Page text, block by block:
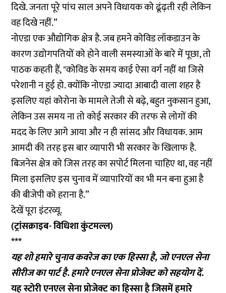
दिखे. जनता पूरे पांच साल अपने विधायक को ढूंढ़ती रही लेकिन
वह दिखे नहीं.”
नोएडा एक औद्योगिक क्षेत्र है. जब हमने कोविड लॉकडाउन के
कारण उद्योगपतियों को होने वाली समस्याओं के बारे में पूछा, तो
पाठक कहती हैं, "कोविड के समय काई ऐसा वर्ग नहीं था जिसे
परेशानी न हुई हो. क्योंकि नोएडा ज्यादा आबादी वाला शहर है
इसलिए यहां कोरोना के मामले तेजी से बढ़े, बहुत नुकसान हुआ,
लेकिन उस समय ना तो कोई सरकार की तरफ से लोगों की
मदद के लिए आगे आया और न ही सांसद और विधायक. आम
आमदी की तरह इस बार व्यापारी भी सरकार के खिलाफ है.
बिजनेस क्षेत्र को जिस तरह का सपोर्ट मिलना चाहिए था, वह नहीं
मिला इसलिए इस चुनाव में व्यापारियों का भी मन बना हुआ है
की बीजेपी को हराना है.”
देखें पूरा इंटरव्यू.
(ट्रांसक्राइब- विधिशा कुंटमल्ल)
***
यह शो हमारे चुनाव कवरेज का एक हिस्सा है, जो एनएल सेना
सीरीज का पार्ट है. हमारे एनएल सेना प्रोजेक्ट कोसहयोगदें.
यह स्टोरी एनएल सेना प्रोजेक्ट का हिस्सा है जिसमें हमारे